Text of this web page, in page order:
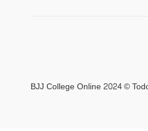
BJJ College Online 2024 ©